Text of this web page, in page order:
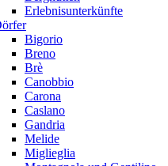
Erlebnisunterkünfte
Bigorio
Breno
Brè
Canobbio
Carona
Caslano
Gandria
Melide
Miglieglia